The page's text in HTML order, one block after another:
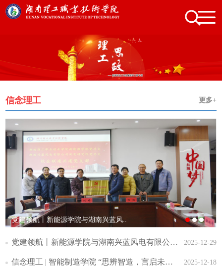
信念理工 更多+
党建领航丨新能源学院与湖南兴蓝风..
党建领航丨新能源学院与湖南兴蓝风电有限公司共建党支部 2025-12-29
信念理工 | 智能制造学院 “思辨智造，言启未来” .. 2025-12-18